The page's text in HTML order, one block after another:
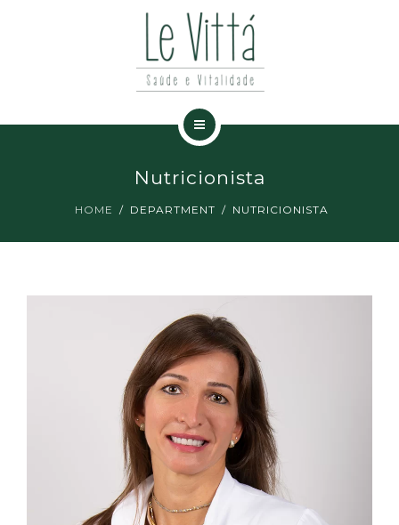
Nutricionista
HOME DEPARTMENT NUTRICIONISTA